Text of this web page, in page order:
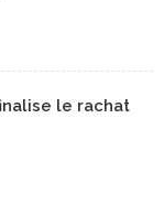
le rachat